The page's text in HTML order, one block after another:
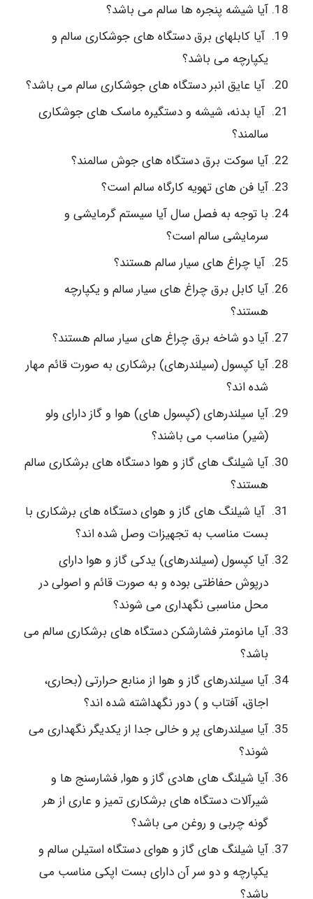
آیا شیشه پنجره ها سالم می باشد؟
آیا کابلهای برق دستگاه های جوشکاری سالم و
یکپارچه می باشد؟
آیا عایق انبر دستگاه های جوشکاری سالم می باشد؟
آیا بدنه، شیشه و دستگیره ماسک های جوشکاری
سالمند؟
آیا سوکت برق دستگاه های جوش سالمند؟
آیا فن های تهویه کارگاه سالم است؟
با توجه به فصل سال آیا سیستم گرمایشی و
سرمایشی سالم است؟
آیا چراغ های سیار سالم هستند؟
آیا کابل برق چراغ های سیار سالم و یکپارچه
هستند؟
آیا دو شاخه برق چراغ های سیار سالم هستند؟
آیا کپسول (سیلندرهای) برشکاری به صورت قائم مهار
شده اند؟
آیا سیلندرهای (کپسول های) هوا و گاز دارای ولو
(شیر) مناسب می باشند؟
آیا شیلنگ های گاز و هوا دستگاه های برشکاری سالم
هستند؟
آیا شیلنگ های گاز و هوای دستگاه های برشکاری با
بست مناسب به تجهیزات وصل شده اند؟
آیا کپسول (سیلندرهای) یدکی گاز و هوا دارای
درپوش حفاظتی بوده و به صورت قائم و اصولی در
محل مناسبی نگهداری می شوند؟
آیا مانومتر فشارشکن دستگاه های برشکاری سالم می
باشد؟
آیا سیلندرهای گاز و هوا از منابع حرارتی (بحاری،
اجاق، آفتاب و ) دور نگهداشته شده اند؟
آیا سیلندرهای پر و خالی جدا از یکدیگر نگهداری می
شوند؟
آیا شیلنگ های هادی گاز و هوا, فشارسنج ها و
شیرآلات دستگاه های برشکاری تمیز و عاری از هر
گونه چربی و روغن می باشد؟
آیا شیلنگ های گاز و هوای دستگاه استیلن سالم و
یکپارچه و دو سر آن دارای بست اپکی مناسب می
یاشد؟